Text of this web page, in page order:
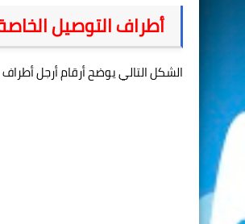
أطراف التوصيل
الشكل التالي يوضح أرقام أرجل